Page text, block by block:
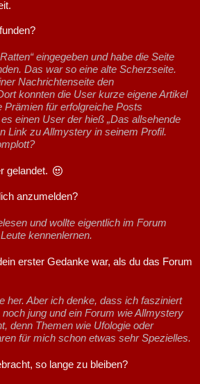
eingegeben und habe die Seite
Das war so eine alte Scherzseite.
Nachrichtenseite den
konnten die User kurze eigene Artikel
Prämien für erfolgreiche Posts
einen User der hieß „Das allsehende
Link zu Allmystery in seinem Profil.
gelandet.
anzumelden?
und wollte eigentlich im Forum
kennenlernen.
erster Gedanke war, als du das Forum
her. Aber ich denke, dass ich fasziniert
jung und ein Forum wie Allmystery
denn Themen wie Ufologie oder
für mich schon etwas sehr Spezielles.
so lange zu bleiben?